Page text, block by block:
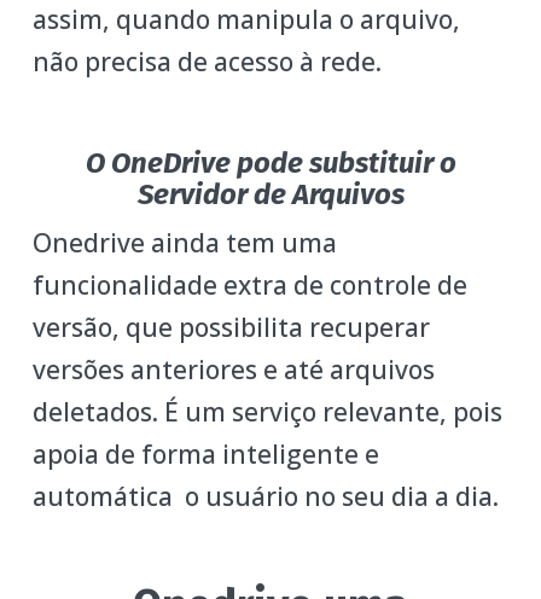
assim, quando manipula o arquivo,
não precisa de acesso à rede.
O OneDrive pode substituir o
Servidor de Arquivos
Onedrive ainda tem uma
funcionalidade extra de controle de
versão, que possibilita recuperar
versões anteriores e até arquivos
deletados. É um serviço relevante, pois
apoia de forma inteligente e
automática o usuário no seu dia a dia.